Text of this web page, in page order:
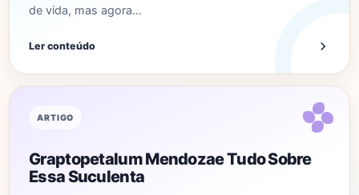
de vida, mas agora…
Ler conteúdo
ARTIGO
Graptopetalum Mendozae Tudo Sobre
Essa Suculenta